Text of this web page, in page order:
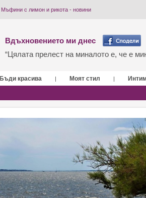
Мъфини с лимон и рикота - новини
Вдъхновението ми днес
“Цялата прелест на миналото е, че е
Бъди красива | Моят стил |